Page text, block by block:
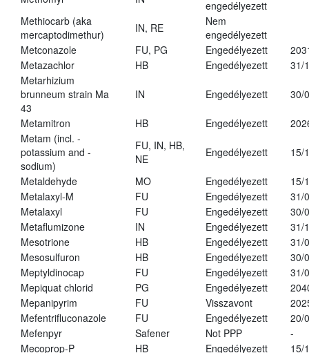
engedélyezett
Methiocarb (aka
mercaptodimethur)
IN, RE
Nem
engedélyezett
Metconazole
FU, PG Engedélyezett
Metazachlor
HB Engedélyezett
31/
Metarhizium
brunneum strain Ma
43
IN Engedélyezett 30/
Metamitron HB Engedélyezett
Metam (incl. -
potassium and -
sodium)
FU, IN, HB,
NE
Engedélyezett 15/
Metaldehyde MO Engedélyezett
15/
Metalaxyl-M
FU Engedélyezett
31/
Metalaxyl
FU Engedélyezett
30/
Metaflumizone
IN Engedélyezett
31/
Mesotrione
HB Engedélyezett
31/
Mesosulfuron
HB Engedélyezett
30/
Meptyldinocap
FU Engedélyezett
31/
Mepiquat chlorid
PG Engedélyezett
Mepanipyrim
FU Visszavont
Mefentrifluconazole
FU Engedélyezett
20/
Mefenpyr
Safener Not PPP
-
Mecoprop-P
HB Engedélyezett
15/